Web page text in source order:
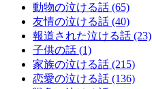
動物の泣ける話 (65)
友情の泣ける話 (40)
報道された泣ける話 (23)
子供の話 (1)
家族の泣ける話 (215)
恋愛の泣ける話 (136)